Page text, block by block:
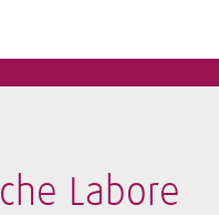
Labore